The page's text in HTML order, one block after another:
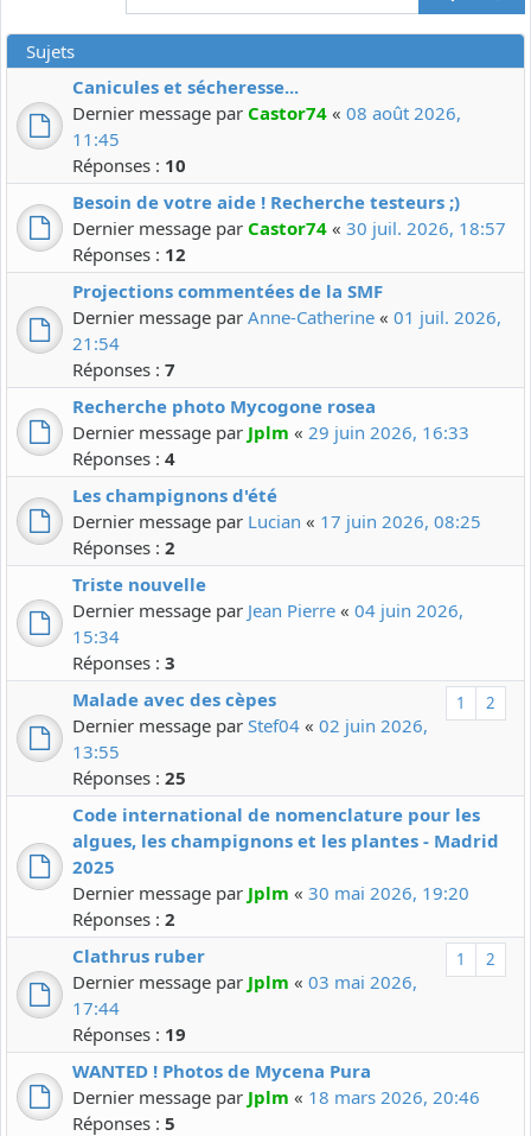
Sujets
Canicules et sécheresse...
Dernier message par Castor74 « 08 août 2026,
11:45
Réponses : 10
Besoin de votre aide ! Recherche testeurs ;)
Dernier message par Castor74 « 30 juil. 2026, 18:57
Réponses : 12
Projections commentées de la SMF
Dernier message par Anne-Catherine « 01 juil. 2026,
21:54
Réponses : 7
Recherche photo Mycogone rosea
Dernier message par Jplm « 29 juin 2026, 16:33
Réponses : 4
Les champignons d'été
Dernier message par Lucian « 17 juin 2026, 08:25
Réponses : 2
Triste nouvelle
Dernier message par Jean Pierre « 04 juin 2026,
15:34
Réponses : 3
1 2
Malade avec des cèpes
Dernier message par Stef04 « 02 juin 2026,
13:55
Réponses : 25
Code international de nomenclature pour les
algues, les champignons et les plantes - Madrid
2025
Dernier message par Jplm « 30 mai 2026, 19:20
Réponses : 2
1 2
Clathrus ruber
Dernier message par Jplm « 03 mai 2026,
17:44
Réponses : 19
WANTED ! Photos de Mycena Pura
Dernier message par Jplm « 18 mars 2026, 20:46
Réponses : 5